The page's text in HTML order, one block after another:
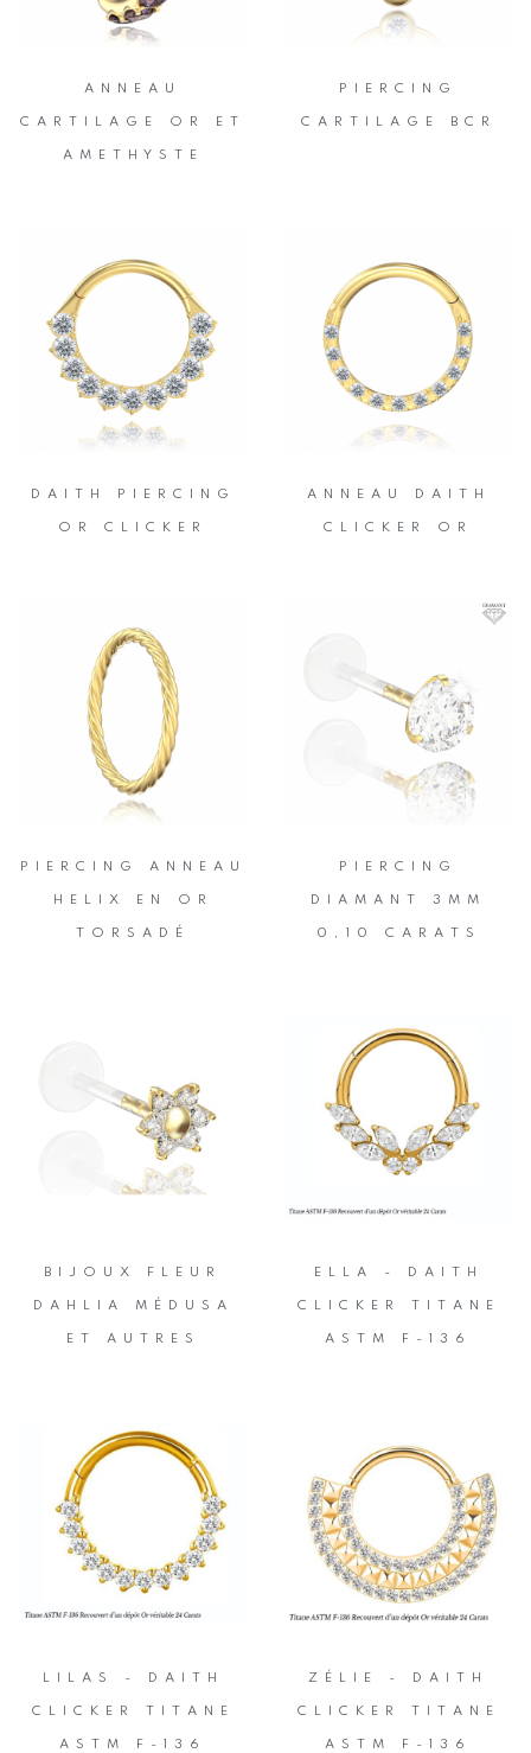
ANNEAU
CARTILAGE OR ET
AMETHYSTE
PIERCING
CARTILAGE BCR
DAITH PIERCING
OR CLICKER
ANNEAU DAITH
CLICKER OR
PIERCING ANNEAU
HELIX EN OR
TORSADÉ
PIERCING
DIAMANT 3MM
0,10 CARATS
BIJOUX FLEUR
DAHLIA MÉDUSA
ET AUTRES
ELLA - DAITH
CLICKER TITANE
ASTM F-136
LILAS - DAITH
CLICKER TITANE
ASTM F-136
ZÉLIE - DAITH
CLICKER TITANE
ASTM F-136